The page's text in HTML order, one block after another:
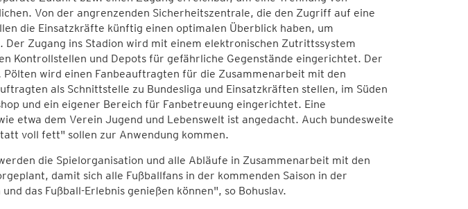
Von der angrenzenden Sicherheitszentrale, die den Zugriff auf eine
die Einsatzkräfte künftig einen optimalen Überblick haben, um
Der Zugang ins Stadion wird mit einem elektronischen Zutrittssystem
Kontrollstellen und Depots für gefährliche Gegenstände eingerichtet. Der
wird einen Fanbeauftragten für die Zusammenarbeit mit den
als Schnittstelle zu Bundesliga und Einsatzkräften stellen, im Süden
und ein eigener Bereich für Fanbetreuung eingerichtet. Eine
etwa dem Verein Jugend und Lebenswelt ist angedacht. Auch bundesweite
voll fett" sollen zur Anwendung kommen.
die Spielorganisation und alle Abläufe in Zusammenarbeit mit den
damit sich alle Fußballfans in der kommenden Saison in der
das Fußball-Erlebnis genießen können", so Bohuslav.